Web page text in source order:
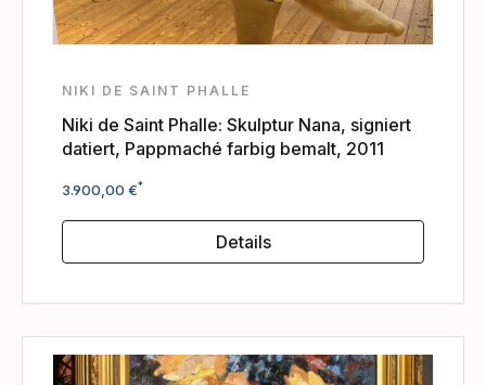
NIKI DE SAINT PHALLE
Niki de Saint Phalle: Skulptur Nana, signiert
datiert, Pappmaché farbig bemalt, 2011
Regulärer Preis:
3.900,00 €*
Details